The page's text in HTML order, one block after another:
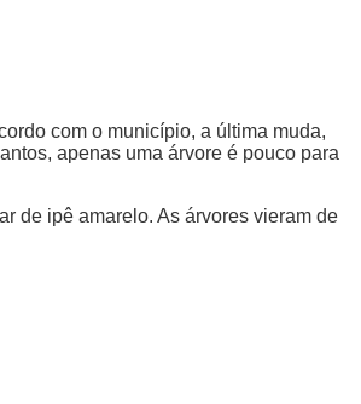
com o município, a última muda,
apenas uma árvore é pouco para
de ipê amarelo. As árvores vieram de